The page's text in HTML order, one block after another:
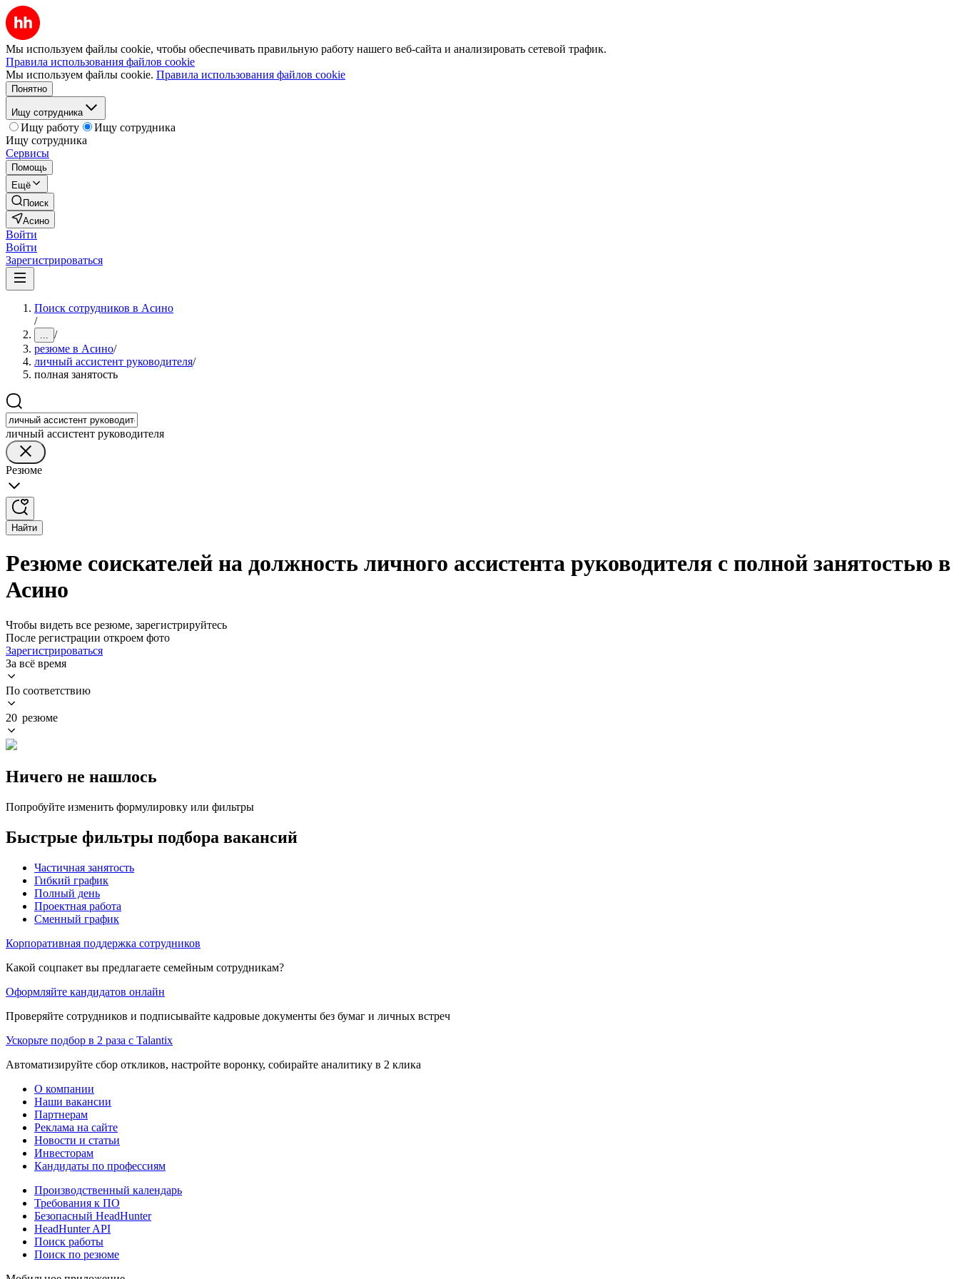
Мы используем файлы cookie, чтобы обеспечивать правильную работу нашего веб-сайта и анализировать сетевой трафик.
Правила использования файлов cookie
Мы используем файлы cookie. Правила использования файлов cookie
Понятно
Ищу сотрудника
Ищу работу
Ищу сотрудника
Ищу сотрудника
Сервисы
Помощь
Ещё
Поиск
Асино
Войти
Войти
Зарегистрироваться
Поиск сотрудников в Асино
/
... /
резюме в Асино/
личный ассистент руководителя/
полная занятость
личный ассистент руководителя
Резюме
Найти
Резюме соискателей на должность личного ассистента руководителя с полной занятостью в
Асино
Чтобы видеть все резюме, зарегистрируйтесь
После регистрации откроем фото
Зарегистрироваться
За всё время
По соответствию
20 резюме
Ничего не нашлось
Попробуйте изменить формулировку или фильтры
Быстрые фильтры подбора вакансий
Частичная занятость
Гибкий график
Полный день
Проектная работа
Сменный график
Корпоративная поддержка сотрудников
Какой соцпакет вы предлагаете семейным сотрудникам?
Оформляйте кандидатов онлайн
Проверяйте сотрудников и подписывайте кадровые документы без бумаг и личных встреч
Ускорьте подбор в 2 раза с Talantix
Автоматизируйте сбор откликов, настройте воронку, собирайте аналитику в 2 клика
О компании
Наши вакансии
Партнерам
Реклама на сайте
Новости и статьи
Инвесторам
Кандидаты по профессиям
Производственный календарь
Требования к ПО
Безопасный HeadHunter
HeadHunter API
Поиск работы
Поиск по резюме